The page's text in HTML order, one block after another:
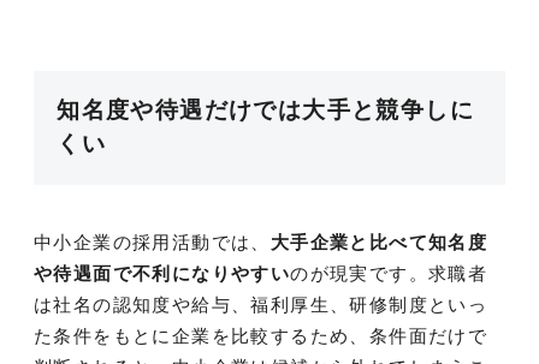
知名度や待遇だけでは大手と競争しに
くい
中小企業の採用活動では、 大手企業と比べて知名度
や待遇面で不利になりやすいのが現実です。求職者
は社名の認知度や給与、福利厚生、研修制度といっ
た条件をもとに企業を比較するため、条件面だけで